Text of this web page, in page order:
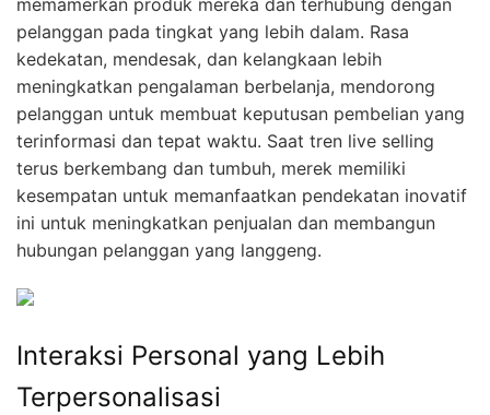
memamerkan produk mereka dan terhubung dengan
pelanggan pada tingkat yang lebih dalam. Rasa
kedekatan, mendesak, dan kelangkaan lebih
meningkatkan pengalaman berbelanja, mendorong
pelanggan untuk membuat keputusan pembelian yang
terinformasi dan tepat waktu. Saat tren live selling
terus berkembang dan tumbuh, merek memiliki
kesempatan untuk memanfaatkan pendekatan inovatif
ini untuk meningkatkan penjualan dan membangun
hubungan pelanggan yang langgeng.
Interaksi Personal yang Lebih
Terpersonalisasi